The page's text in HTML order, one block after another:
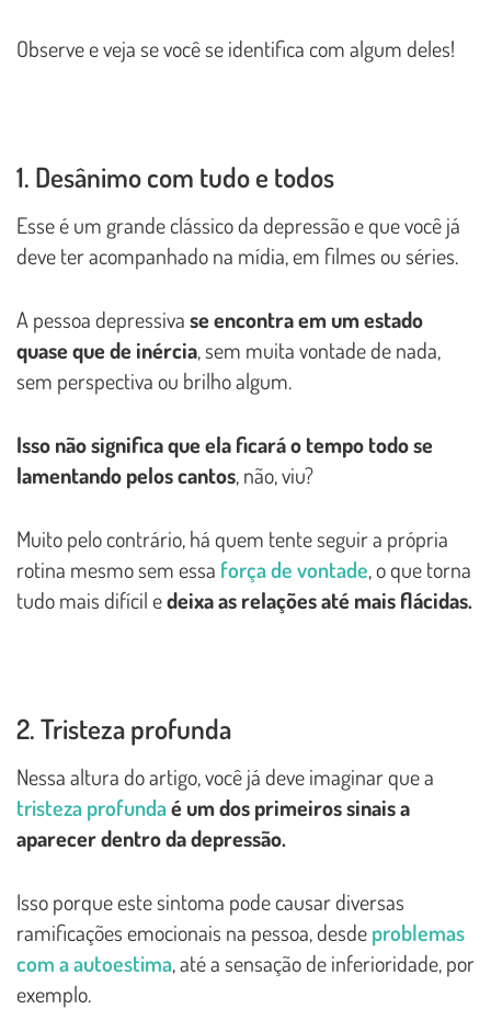
Observe e veja se você se identifica com algum deles!
1. Desânimo com tudo e todos
Esse é um grande clássico da depressão e que você já
deve ter acompanhado na mídia, em filmes ou séries.
A pessoa depressivase encontra em um estado
quase que de inércia, sem muita vontade de nada,
sem perspectiva ou brilho algum.
Isso não significa que ela ficará o tempo todo se
lamentando pelos cantos, não, viu?
Muito pelo contrário, há quem tente seguir a própria
rotina mesmo sem essa força de vontade, o que torna
tudo mais difícil edeixa as relações até mais flácidas.
2. Tristeza profunda
Nessa altura do artigo, você já deve imaginar que a
tristeza profundaé um dos primeiros sinais a
aparecer dentro da depressão.
Isso porque este sintoma pode causar diversas
ramificações emocionais na pessoa, desdeproblemas
com a autoestima, até a sensação de inferioridade, por
exemplo.